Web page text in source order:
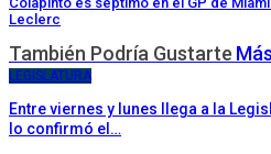
Leclerc
También Podría Gustarte
LEGISLATURA
Entre viernes y lunes llega a la
lo confirmó el…